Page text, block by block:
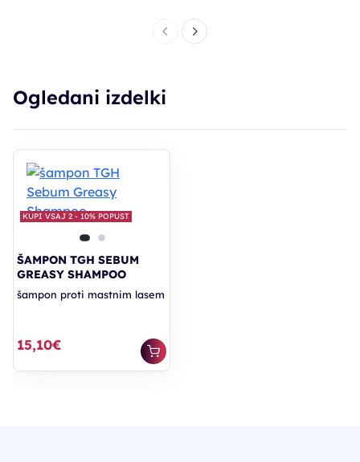
Ogledani izdelki
KUPI VSAJ 2 - 10% POPUST
ŠAMPON TGH SEBUM
GREASY SHAMPOO
šampon proti mastnim lasem
15,10€